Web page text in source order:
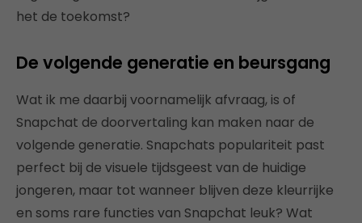
het de toekomst?
De volgende generatie en beursgang
Wat ik me daarbij voornamelijk afvraag, is of
Snapchat de doorvertaling kan maken naar de
volgende generatie. Snapchats populariteit past
perfect bij de visuele tijdsgeest van de huidige
jongeren, maar tot wanneer blijven deze kleurrijke
en soms rare functies van Snapchat leuk? Wat